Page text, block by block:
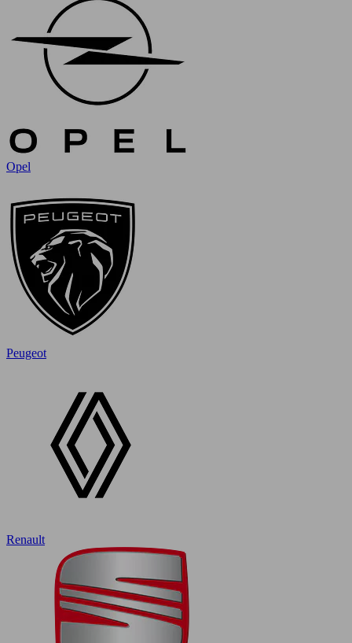
Opel
Peugeot
Renault